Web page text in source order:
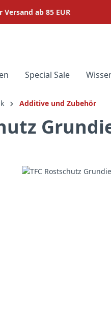
springen
Versand ab 85 EUR
Special Sale
Additive und Zubehör